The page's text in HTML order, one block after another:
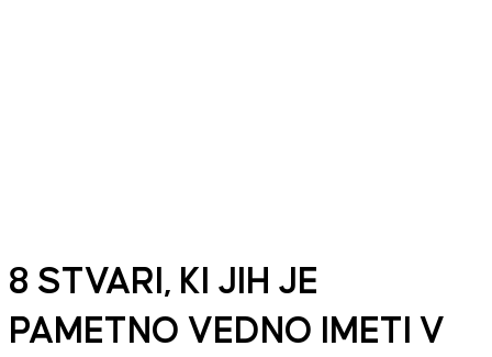
8 STVARI, KI JIH JE
PAMETNO VEDNO IMETI V